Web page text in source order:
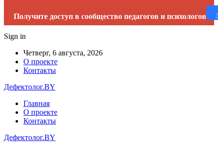
Получите доступ в сообщество педагогов и психологов
Sign in
Четверг, 6 августа, 2026
О проекте
Контакты
Дефектолог.BY
Главная
О проекте
Контакты
Дефектолог.BY